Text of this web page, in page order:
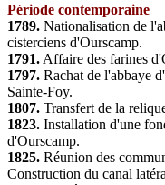
Période contemporaine
1789. Nationalisation de
cisterciens d'Ourscamp.
1791. Affaire des farines
1797. Rachat de l'abbaye
Sainte-Foy.
1807. Transfert de la
1823. Installation d'une
d'Ourscamp.
1825. Réunion des
Construction du canal